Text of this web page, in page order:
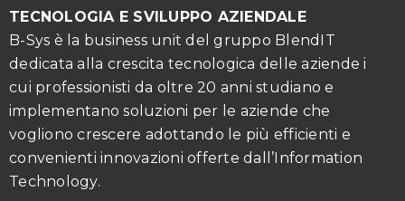
TECNOLOGIA E SVILUPPO AZIENDALE
B-Sys è la business unit del gruppo BlendIT
dedicata alla crescita tecnologica delle aziende i
cui professionisti da oltre 20 anni studiano e
implementano soluzioni per le aziende che
vogliono crescere adottando le più efficienti e
convenienti innovazioni offerte dall’Information
Technology.